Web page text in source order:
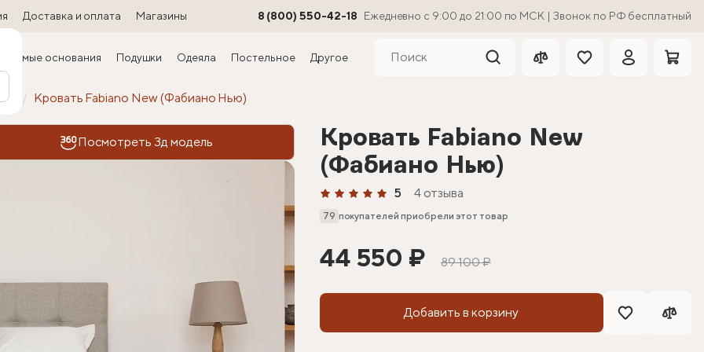
Доставка и оплата Магазины 8 (800) 550-42-18 Ежедневно с 9:00 до 21:00 по МСК | Звонок по РФ бесплатный
основания Подушки Одеяла Постельное Другое
Кровать Fabiano New (Фабиано Нью)
Посмотреть 3д модель
Кровать Fabiano New
(Фабиано Нью)
5 4 отзыва
79 покупателей приобрели этот товар
44 550 ₽ 89 100 ₽
Добавить в корзину